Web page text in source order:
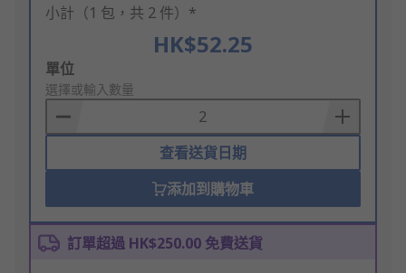
小計（1 包，共 2 件）*
HK$52.25
Add
to
Basket
單位
選擇或輸入數量
查看送貨日期
添加到購物車
訂單超過 HK$250.00 免費送貨